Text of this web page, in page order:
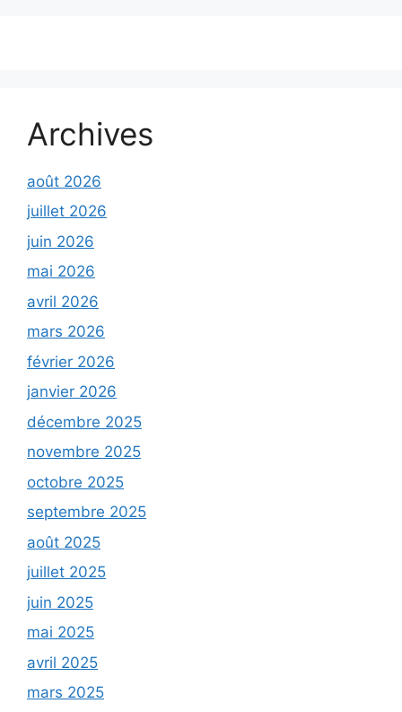
Archives
août 2026
juillet 2026
juin 2026
mai 2026
avril 2026
mars 2026
février 2026
janvier 2026
décembre 2025
novembre 2025
octobre 2025
septembre 2025
août 2025
juillet 2025
juin 2025
mai 2025
avril 2025
mars 2025